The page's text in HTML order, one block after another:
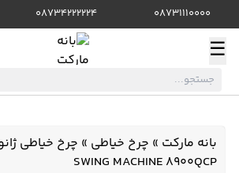
08731110000
08734222224
☰
بانه مارکت » چرخ خیاطی »
SWING MACHINE 8900QCP